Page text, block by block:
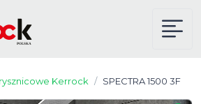
Kerrock SPECTRA 1500 3F